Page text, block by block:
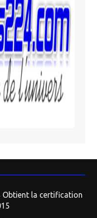
Obtient la certification